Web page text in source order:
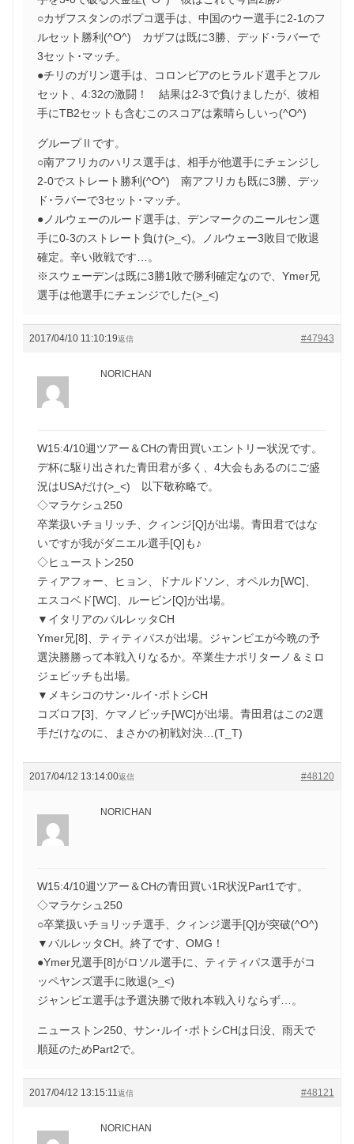
○カザフスタンのポプコ選手は、中国のウー選手に2-1のフ
ルセット勝利(^O^) カザフは既に3勝、デッド･ラバーで
3セット･マッチ。
●チリのガリン選手は、コロンビアのヒラルド選手とフル
セット、4:32の激闘！ 結果は2-3で負けましたが、彼相
手にTB2セットも含むこのスコアは素晴らしいっ(^O^)
グループⅡです。
○南アフリカのハリス選手は、相手が他選手にチェンジし
2-0でストレート勝利(^O^) 南アフリカも既に3勝、デッ
ド･ラバーで3セット･マッチ。
●ノルウェーのルード選手は、デンマークのニールセン選
手に0-3のストレート負け(>_<)。ノルウェー3敗目で敗退
確定。辛い敗戦です…。
※スウェーデンは既に3勝1敗で勝利確定なので、Ymer兄
選手は他選手にチェンジでした(>_<)
2017/04/10 11:10:19 #47943
返信
NORICHAN
W15:4/10週ツアー＆CHの青田買いエントリー状況です。
デ杯に駆り出された青田君が多く、4大会もあるのにご盛
況はUSAだけ(>_<) 以下敬称略で。
◇マラケシュ250
卒業扱いチョリッチ、クィンジ[Q]が出場。青田君ではな
いですが我がダニエル選手[Q]も♪
◇ヒューストン250
ティアフォー、ヒョン、ドナルドソン、オペルカ[WC]、
エスコベド[WC]、ルービン[Q]が出場。
▼イタリアのバルレッタCH
Ymer兄[8]、ティティパスが出場。ジャンビエが今晩の予
選決勝勝って本戦入りなるか。卒業生ナポリターノ＆ミロ
ジェビッチも出場。
▼メキシコのサン･ルイ･ポトシCH
コズロフ[3]、ケマノビッチ[WC]が出場。青田君はこの2選
手だけなのに、まさかの初戦対決…(T_T)
2017/04/12 13:14:00 #48120
返信
NORICHAN
W15:4/10週ツアー＆CHの青田買い1R状況Part1です。
◇マラケシュ250
○卒業扱いチョリッチ選手、クィンジ選手[Q]が突破(^O^)
▼バルレッタCH。終了です、OMG！
●Ymer兄選手[8]がロソル選手に、ティティパス選手がコ
ッペヤンズ選手に敗退(>_<)
ジャンビエ選手は予選決勝で敗れ本戦入りならず…。
ニューストン250、サン･ルイ･ポトシCHは日没、雨天で
順延のためPart2で。
2017/04/12 13:15:11 #48121
返信
NORICHAN